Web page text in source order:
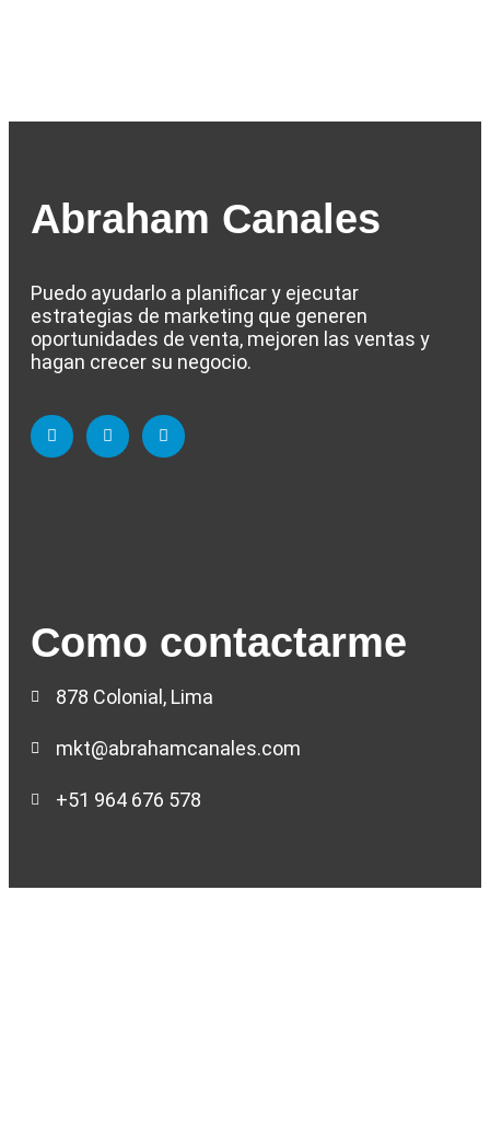
Abraham Canales
Puedo ayudarlo a planificar y ejecutar
estrategias de marketing que generen
oportunidades de venta, mejoren las ventas y
hagan crecer su negocio.
Como contactarme
878 Colonial, Lima
mkt@abrahamcanales.com
+51 964 676 578